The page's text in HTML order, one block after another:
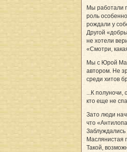
Мы работали
роль
рождали у
Другой
не хотели
«Смотри,
Мы с Юрой
автором. Не
среди хитов
...К
кто еще не
Зато люди
что
Маслянистая
Такой,